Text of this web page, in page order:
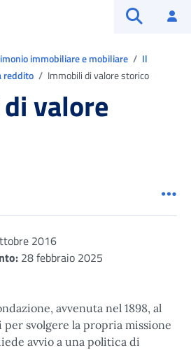
immobiliare e mobiliare
Il
reddito
Immobili di valore storico
valore
2016
28 febbraio 2025
avvenuta nel 1898, al
svolgere la propria missione
avvio a una politica di